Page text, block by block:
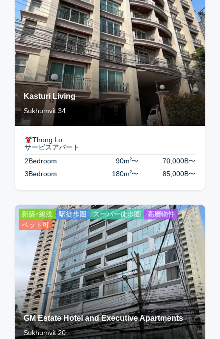
Kasturi Living
Sukhumvit 34
Thong Lo
サービスアパート
2Bedroom
90m2〜 70,000B〜
3Bedroom
180m2〜 85,000B〜
新築・築浅 駅徒歩圏 スーパー徒歩圏
高層物件
ペット可
GM Estate Hotel and Executive Apartments
Sukhumvit 20